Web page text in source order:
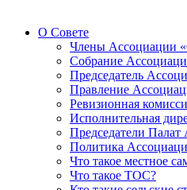
О Совете
Члены Ассоциации
Собрание
Председатель
Правление
Ревизионная
Исполнительная
Председатели
Политика
Что такое местное
Что такое ТОС?